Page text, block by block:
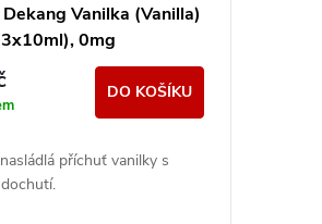
Vanilka (Vanilla)
0mg
DO KOŠÍKU
příchuť vanilky s